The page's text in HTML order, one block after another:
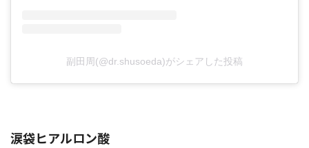
副田周(@dr.shusoeda)がシェアした投稿
涙袋ヒアルロン酸